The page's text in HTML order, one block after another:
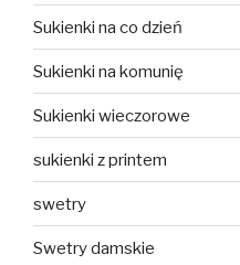
Sukienki na co dzień
Sukienki na komunię
Sukienki wieczorowe
sukienki z printem
swetry
Swetry damskie